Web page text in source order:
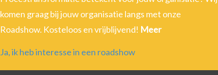
komen graag bij jouw organisatie langs met onze
Roadshow. Kosteloos en vrijblijvend! Meer
Ja, ik heb interesse in een roadshow